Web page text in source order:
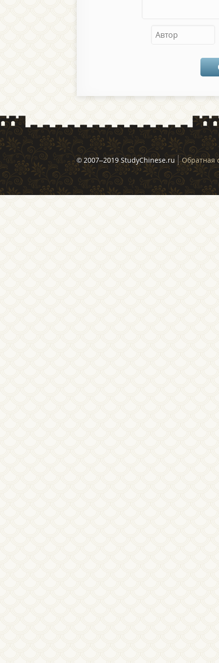
© 2007–2019 StudyChinese.ru Обратная